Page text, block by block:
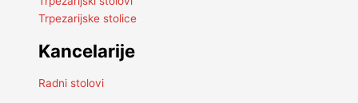
Trpezarijske stolice
Kancelarije
Radni stolovi